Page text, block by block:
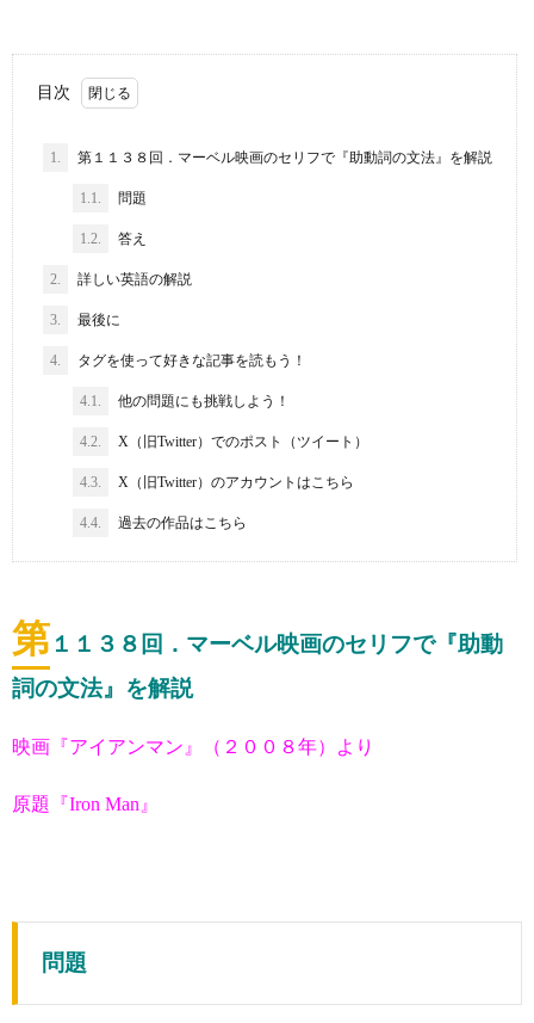
目次
1. 第１１３８回．マーベル映画のセリフで『助動詞の文法』を解説
1.1. 問題
1.2. 答え
2. 詳しい英語の解説
3. 最後に
4. タグを使って好きな記事を読もう！
4.1. 他の問題にも挑戦しよう！
4.2. X（旧Twitter）でのポスト（ツイート）
4.3. X（旧Twitter）のアカウントはこちら
4.4. 過去の作品はこちら
第 １１３８ 回．マーベル映画のセリフで『助動
詞の文法』を解説
映画『アイアンマン』（２００８年）より
原題『Iron Man』
問題